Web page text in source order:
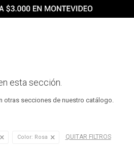
esta sección.
otras secciones de nuestro catálogo.
Color: Rosa QUITAR FILTROS